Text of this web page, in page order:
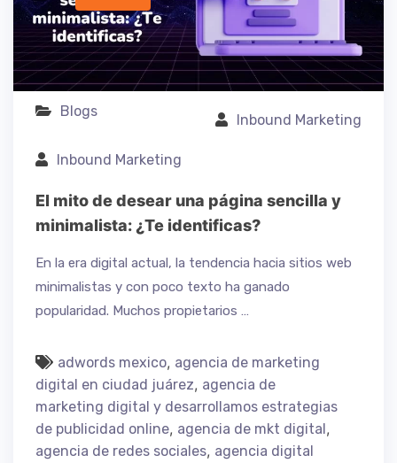
Blogs
Inbound Marketing
Inbound Marketing
El mito de desear una página sencilla y
minimalista: ¿Te identificas?
En la era digital actual, la tendencia hacia sitios web
minimalistas y con poco texto ha ganado
popularidad. Muchos propietarios …
adwords mexico, agencia de marketing
digital en ciudad juárez, agencia de
marketing digital y desarrollamos estrategias
de publicidad online, agencia de mkt digital,
agencia de redes sociales, agencia digital